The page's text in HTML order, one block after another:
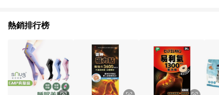
熱銷排行榜